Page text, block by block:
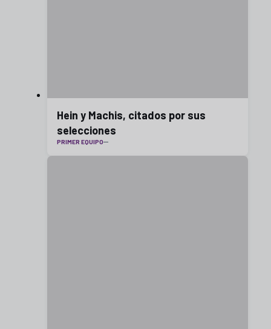
Hein y Machis, citados por sus
selecciones
PRIMER EQUIPO